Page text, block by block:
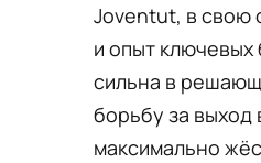
Joventut, в свою
и опыт
сильна в
борьбу за
максимально